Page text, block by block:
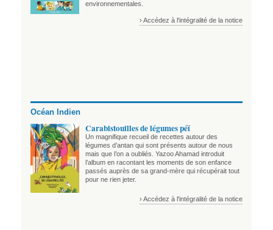
environnementales.
› Accédez à l'intégralité de la notice
Océan Indien
Carabistouilles de légumes péï
Un magnifique recueil de recettes autour des
légumes d’antan qui sont présents autour de nous
mais que l’on a oubliés. Yazoo Ahamad introduit
l’album en racontant les moments de son enfance
passés auprès de sa grand-mère qui récupérait tout
pour ne rien jeter.
› Accédez à l'intégralité de la notice